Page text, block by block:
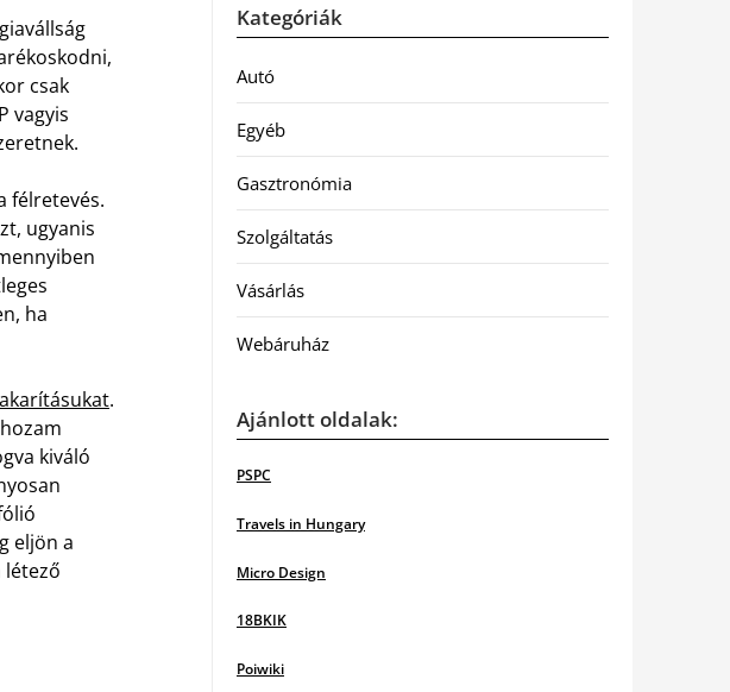
csak
vagyis
félretevés.
ugyanis
ha
.
kiváló
eljön a
létező
Kategóriák
Autó
Egyéb
Gasztronómia
Szolgáltatás
Vásárlás
Webáruház
Ajánlott oldalak:
PSPC
Travels in Hungary
Micro Design
18BKIK
Poiwiki